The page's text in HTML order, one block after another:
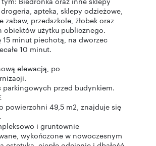
apteka, sklepy odzieżowe,
zabaw, przedszkole, żłobek oraz
obiektów użytku publicznego.
15 minut piechotą, na dworzec
10 minut.
elewacją, po
parkingowych przed budynkiem.
powierzchni 49,5 m2, znajduje się
i gruntownie
wykończone w nowoczesnym